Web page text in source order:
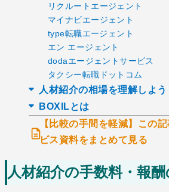
リクルートエージェント
マイナビエージェント
type転職エージェント
エン エージェント
dodaエージェントサービス
タクシー転職ドットコム
人材紹介の相場を理解しよう
BOXILとは
【比較の手間を軽減】この
ビス資料をまとめて見る
人材紹介の手数料・報